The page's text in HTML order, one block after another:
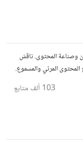
وصناعة المحتوى. ناقش
المحتوى المرئي والمسموع.
103 ألف متابع